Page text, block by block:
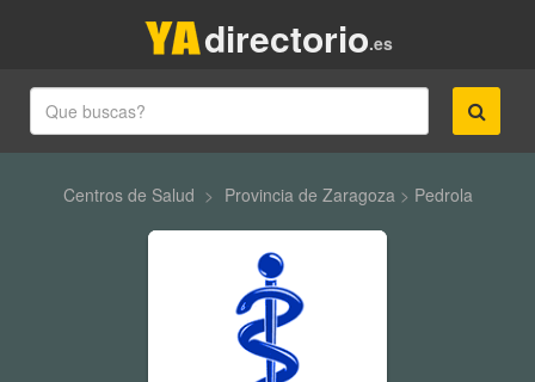
.es
directorio
Centros de Salud > Provincia de Zaragoza> Pedrola